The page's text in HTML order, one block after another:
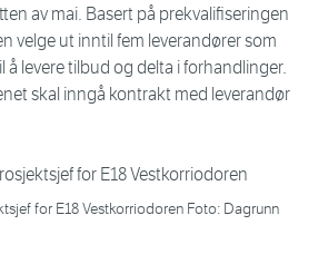
av mai. Basert på prekvalifiseringen
velge ut inntil fem leverandører som
å levere tilbud og delta i forhandlinger.
skal inngå kontrakt med leverandør
for E18 Vestkorriodoren Foto: Dagrunn